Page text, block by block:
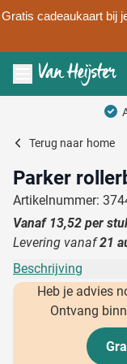
Gratis cadeaukaart bij
Ga naar de inhoud
Menu openen
Terug naar home
Parker
Artikelnummer:
Vanaf 13,52 per
Levering vanaf21
Beschrijving
Heb je advies
Ontvang